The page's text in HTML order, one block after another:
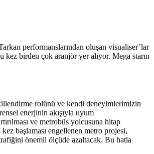
performanslarından oluşan visualiser’lar
birden çok aranjör yer alıyor. Mega starın
rolünü ve kendi deneyimlerimizin
enerjinin akışıyla uyum
ve metrobüs yolcusuna hitap
başlaması engellenen metro projesi,
önemli ölçüde azaltacak. Bu hatla